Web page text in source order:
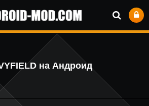
на Андроид